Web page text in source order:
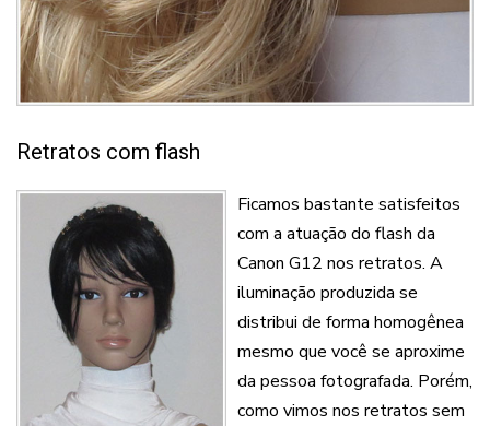
Retratos com flash
Ficamos bastante satisfeitos
com a atuação do flash da
Canon G12 nos retratos. A
iluminação produzida se
distribui de forma homogênea
mesmo que você se aproxime
da pessoa fotografada. Porém,
como vimos nos retratos sem